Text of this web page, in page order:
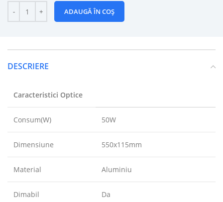
ADAUGĂ ÎN COȘ
DESCRIERE
Consum(W) 50W
Dimensiune 550x115mm
Material Aluminiu
Dimabil Da
Caracteristici Optice